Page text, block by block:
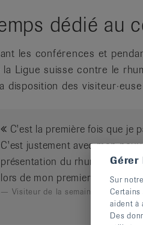
dédié au
les conférences et
la Ligue suisse contre le
disposition des
C'est la première fois que je
C'est justement avec mon
présentation du rhumatologue,
lors de mon premier rendez-
Visiteur de la semaine d'action à
Gérer
Sur
Certains
aident à
Des